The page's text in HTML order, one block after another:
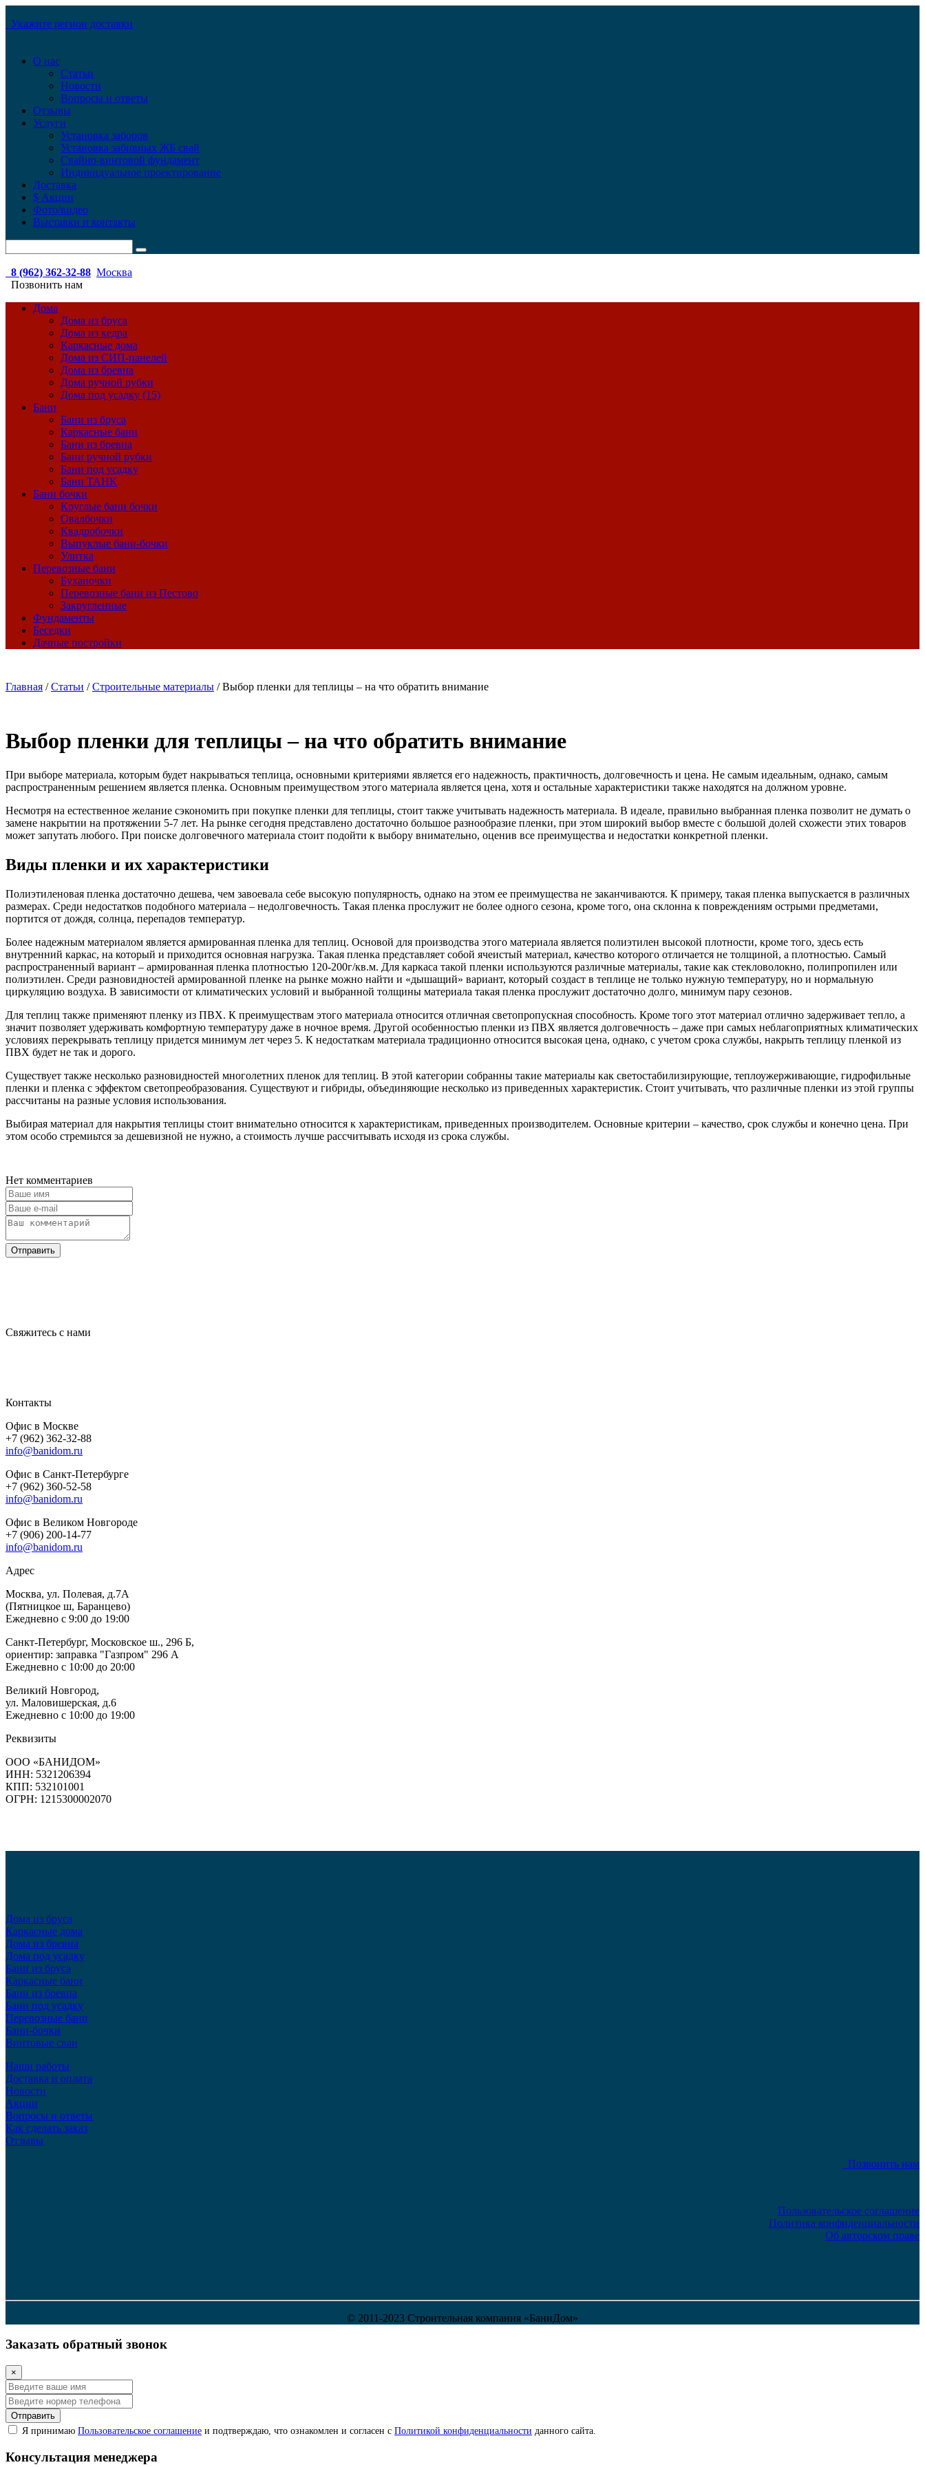
Укажите регион доставки
О нас
Статьи
Новости
Вопросы и ответы
Отзывы
Услуги
Установка заборов
Установка забивных ЖБ свай
Свайно-винтовой фундамент
Индивидуальное проектирование
Доставка
$ Акции
Фото/видео
Выставки и контакты
8 (962) 362-32-88 Москва
Позвонить нам
Дома
Дома из бруса
Дома из кедра
Каркасные дома
Дома из СИП-панелей
Дома из бревна
Дома ручной рубки
Дома под усадку (15)
Бани
Бани из бруса
Каркасные бани
Бани из бревна
Бани ручной рубки
Бани под усадку
Бани ТАНК
Бани бочки
Круглые бани бочки
Овалбочки
Квадробочки
Выпуклые бани-бочки
Улитка
Перевозные бани
Буханочки
Перевозные бани из Пестово
Закругленные
Фундаменты
Беседки
Дачные постройки
Главная /Статьи /Строительные материалы /Выбор пленки для теплицы – на что обратить внимание
Выбор пленки для теплицы – на что обратить внимание
При выборе материала, которым будет накрываться теплица, основными критериями является его надежность, практичность, долговечность и цена. Не самым идеальным, однако, самым
распространенным решением является пленка. Основным преимуществом этого материала является цена, хотя и остальные характеристики также находятся на должном уровне.
Несмотря на естественное желание сэкономить при покупке пленки для теплицы, стоит также учитывать надежность материала. В идеале, правильно выбранная пленка позволит не думать о
замене накрытии на протяжении 5-7 лет. На рынке сегодня представлено достаточно большое разнообразие пленки, при этом широкий выбор вместе с большой долей схожести этих товаров
может запутать любого. При поиске долговечного материала стоит подойти к выбору внимательно, оценив все преимущества и недостатки конкретной пленки.
Виды пленки и их характеристики
Полиэтиленовая пленка достаточно дешева, чем завоевала себе высокую популярность, однако на этом ее преимущества не заканчиваются. К примеру, такая пленка выпускается в различных
размерах. Среди недостатков подобного материала – недолговечность. Такая пленка прослужит не более одного сезона, кроме того, она склонна к повреждениям острыми предметами,
портится от дождя, солнца, перепадов температур.
Более надежным материалом является армированная пленка для теплиц. Основой для производства этого материала является полиэтилен высокой плотности, кроме того, здесь есть
внутренний каркас, на который и приходится основная нагрузка. Такая пленка представляет собой ячеистый материал, качество которого отличается не толщиной, а плотностью. Самый
распространенный вариант – армированная пленка плотностью 120-200г/кв.м. Для каркаса такой пленки используются различные материалы, такие как стекловолокно, полипропилен или
полиэтилен. Среди разновидностей армированной пленке на рынке можно найти и «дышащий» вариант, который создаст в теплице не только нужную температуру, но и нормальную
циркуляцию воздуха. В зависимости от климатических условий и выбранной толщины материала такая пленка прослужит достаточно долго, минимум пару сезонов.
Для теплиц также применяют пленку из ПВХ. К преимуществам этого материала относится отличная светопропускная способность. Кроме того этот материал отлично задерживает тепло, а
значит позволяет удерживать комфортную температуру даже в ночное время. Другой особенностью пленки из ПВХ является долговечность – даже при самых неблагоприятных климатических
условиях перекрывать теплицу придется минимум лет через 5. К недостаткам материала традиционно относится высокая цена, однако, с учетом срока службы, накрыть теплицу пленкой из
ПВХ будет не так и дорого.
Существует также несколько разновидностей многолетних пленок для теплиц. В этой категории собранны такие материалы как светостабилизирующие, теплоужерживающие, гидрофильные
пленки и пленка с эффектом светопреобразования. Существуют и гибриды, объединяющие несколько из приведенных характеристик. Стоит учитывать, что различные пленки из этой группы
рассчитаны на разные условия использования.
Выбирая материал для накрытия теплицы стоит внимательно относится к характеристикам, приведенных производителем. Основные критерии – качество, срок службы и конечно цена. При
этом особо стремиьтся за дешевизной не нужно, а стоимость лучше рассчитывать исходя из срока службы.
Нет комментариев
Отправить
Свяжитесь с нами
Контакты
Офис в Москве
+7 (962) 362-32-88
info@banidom.ru
Офис в Санкт-Петербурге
+7 (962) 360-52-58
info@banidom.ru
Офис в Великом Новгороде
+7 (906) 200-14-77
info@banidom.ru
Адрес
Москва, ул. Полевая, д.7А
(Пятницкое ш, Баранцево)
Ежедневно с 9:00 до 19:00
Санкт-Петербург, Московское ш., 296 Б,
ориентир: заправка "Газпром" 296 А
Ежедневно с 10:00 до 20:00
Великий Новгород,
ул. Маловишерская, д.6
Ежедневно с 10:00 до 19:00
Реквизиты
ООО «БАНИДОМ»
ИНН: 5321206394
КПП: 532101001
ОГРН: 1215300002070
Дома из бруса
Каркасные дома
Дома из бревна
Дома под усадку
Бани из бруса
Каркасные бани
Бани из бревна
Бани под усадку
Перевозные бани
Бани-бочки
Винтовые сваи
Наши работы
Доставка и оплата
Новости
Акции
Вопросы и ответы
Как сделать заказ
Отзывы
Позвонить нам
Пользовательское соглашение
Политика конфиденциальности
Об авторском праве
© 2011-2023 Строительная компания «БаниДом»
Заказать обратный звонок
×
Отправить
Я принимаю Пользовательское соглашение и подтверждаю, что ознакомлен и согласен с Политикой конфиденциальности данного сайта.
Консультация менеджера